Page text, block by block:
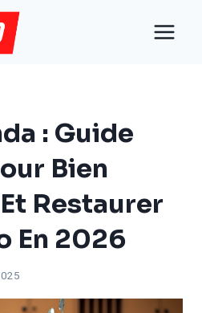
: Guide
Bien
Restaurer
En 2026